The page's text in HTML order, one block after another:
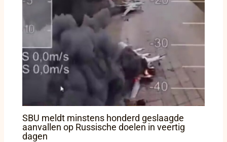
SBU meldt minstens honderd geslaagde
aanvallen op Russische doelen in veertig
dagen